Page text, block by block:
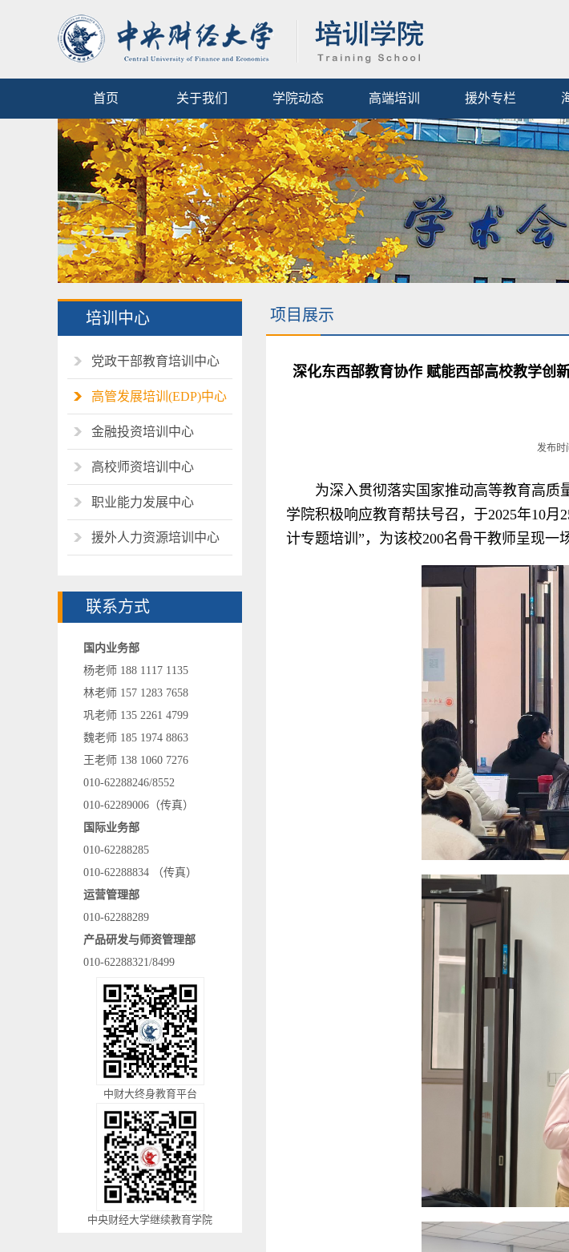
首页 关于我们 学院动态 高端培训 援外专栏
培训中心
党政干部教育培训中心
高管发展培训(EDP)中心
金融投资培训中心
高校师资培训中心
职业能力发展中心
援外人力资源培训中心
联系方式
国内业务部
杨老师 188 1117 1135
林老师 157 1283 7658
巩老师 135 2261 4799
魏老师 185 1974 8863
王老师 138 1060 7276
010-62288246/8552
010-62289006（传真）
国际业务部
010-62288285
010-62288834 （传真）
运营管理部
010-62288289
产品研发与师资管理部
010-62288321/8499
中财大终身教育平台
中央财经大学继续教育学院
项目展示
深化东西部教育协作 赋能西部高校教学
发布时
为深入贯彻落实国家推动高等教育高质
学院积极响应教育帮扶号召，于2025年10
计专题培训”，为该校200名骨干教师呈现一